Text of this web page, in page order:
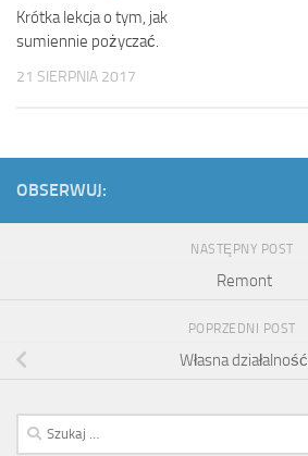
Krótka lekcja o tym, jak
sumiennie pożyczać.
21 SIERPNIA 2017
OBSERWUJ:
NASTĘPNY POST
Remont
POPRZEDNI POST
Własna działalność
Szukaj: